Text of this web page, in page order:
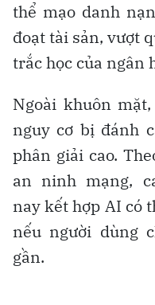
thể mạo danh
đoạt tài sản, vượt
trắc học của ngân
Ngoài khuôn
nguy cơ bị đánh
phân giải cao.
an ninh mạng,
nay kết hợp AI có
nếu người dùng
gần.